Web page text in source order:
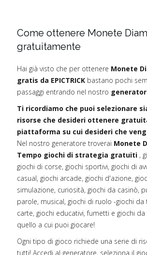
Come ottenere Monete
gratuitamente
Hai già visto che per ottenere Monete
gratis da EPICTRICK bastano pochi
passaggi entrando nel nostro
Ti ricordiamo che puoi selezionare
risorse che desideri ottenere
piattaforma su cui desideri che
Nel nostro generatore troverai Monete
Tempo giochi di strategia gratuiti ,
giochi di corse, giochi sportivi, giochi di
casual, giochi arcade, giochi d'azione,
simulazione, curiosità, giochi da casinò,
parole, musical, giochi di ruolo -giochi da
carte, giochi educativi, fumetti e giochi da
quello a cui puoi giocare!
Ogni tipo di gioco richiede una serie di
tutti! Accedi al generatore, seleziona il